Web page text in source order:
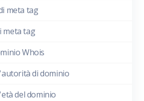
meta tag
meta tag
Whois
di dominio
del dominio